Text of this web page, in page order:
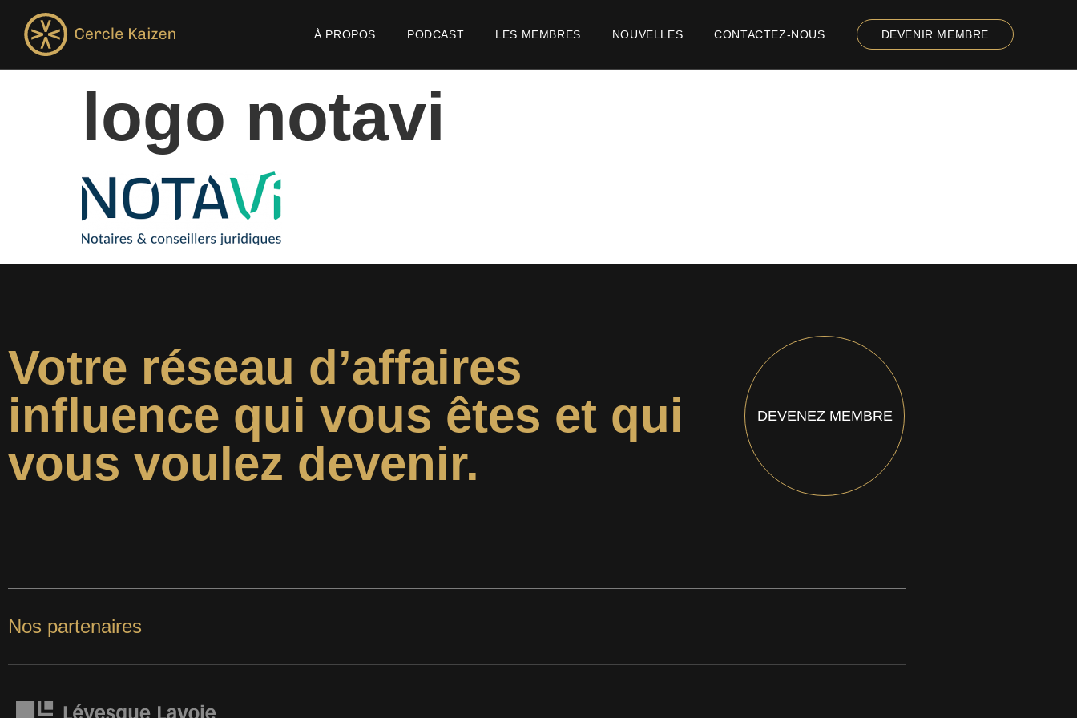
À PROPOS PODCAST LES MEMBRES NOUVELLES CONTACTEZ-NOUS DEVENIR MEMBRE
logo notavi
Votre réseau d’affaires
influence qui vous êtes et qui
vous voulez devenir.
DEVENEZ MEMBRE
Nos partenaires